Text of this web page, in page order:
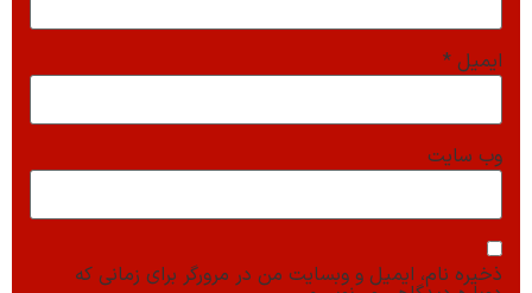
ایمیل *
وب‌ سایت
ذخیره نام، ایمیل و وبسایت من در مرورگر برای زمانی که